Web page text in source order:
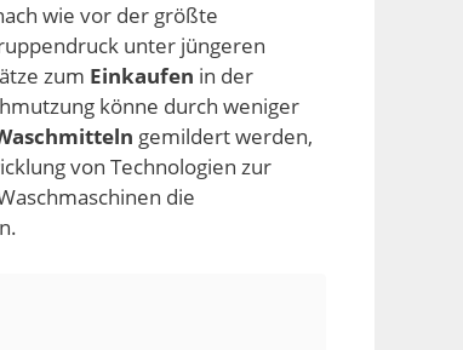
wie vor der größte
unter jüngeren
zum Einkaufen in der
könne durch weniger
gemildert werden,
von Technologien zur
die